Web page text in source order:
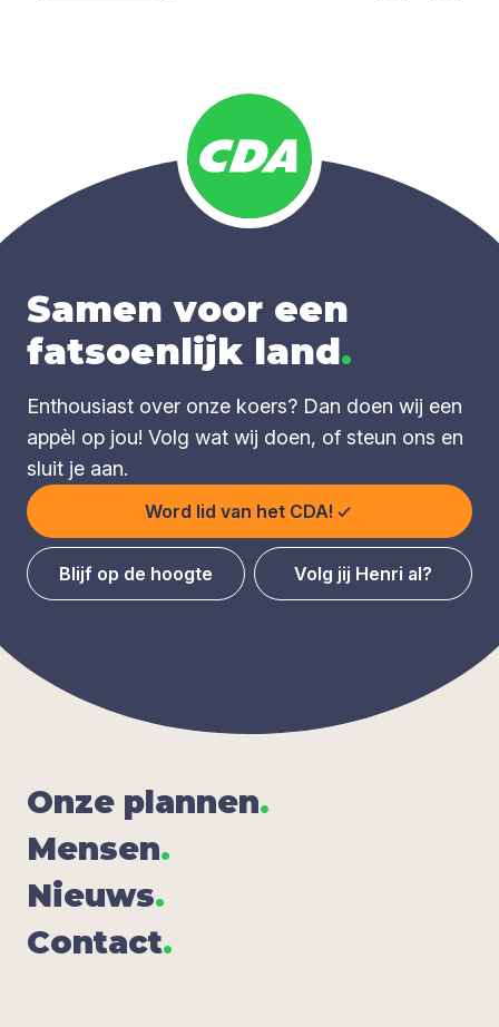
Samen voor een
fatsoenlijk land.
Enthousiast over onze koers? Dan doen wij een
appèl op jou! Volg wat wij doen, of steun ons en
sluit je aan.
Word lid van het CDA!
Blijf op de hoogte Volg jij Henri al?
Onze plan­nen.
Men­sen.
Nieuws.
Con­tact.